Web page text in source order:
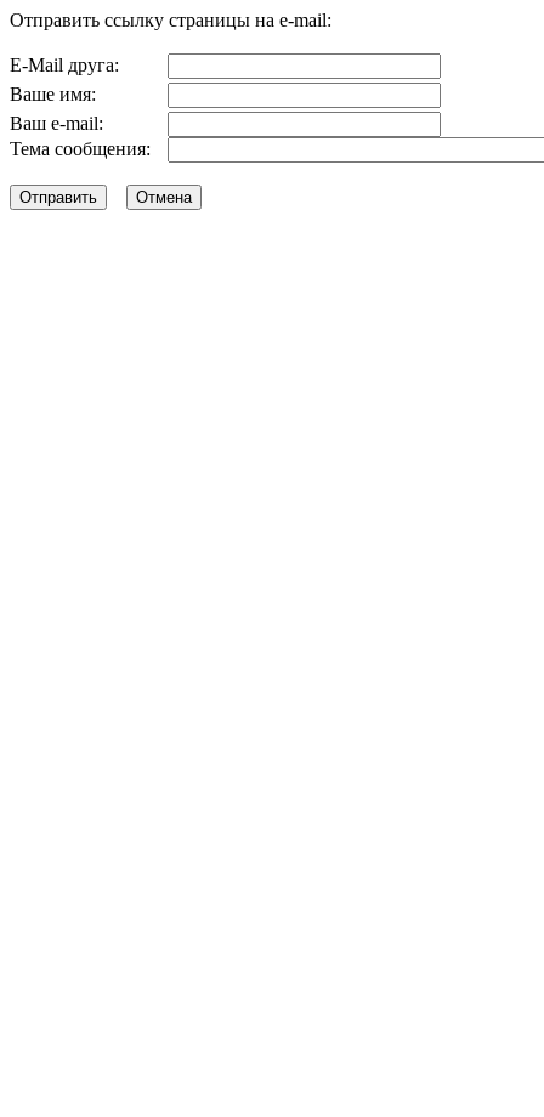
Отправить ссылку страницы на e-mail:
E-Mail друга:
Ваше имя:
Ваш e-mail:
Тема сообщения: